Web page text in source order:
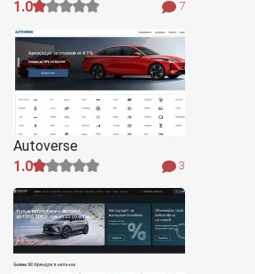
1.0
7
Autoverse
1.0
3